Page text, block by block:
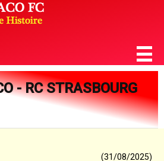
- RC STRASBOURG
(31/08/2025)